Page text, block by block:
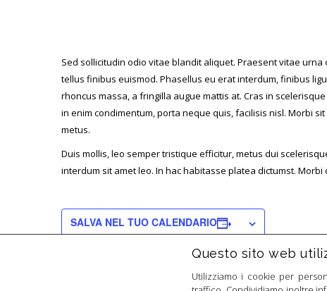
Sed sollicitudin odio vitae blandit aliquet. Praesent vitae
tellus finibus euismod. Phasellus eu erat interdum, finibus
rhoncus massa, a fringilla augue mattis at. Cras in
in enim condimentum, porta neque quis, facilisis nisl. Morbi
metus.
Duis mollis, leo semper tristique efficitur, metus dui
interdum sit amet leo. In hac habitasse platea dictumst.
SALVA NEL TUO CALENDARIO
Questo sito web
Utilizziamo i cookie per